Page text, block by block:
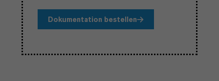
Dokumentation bestellen